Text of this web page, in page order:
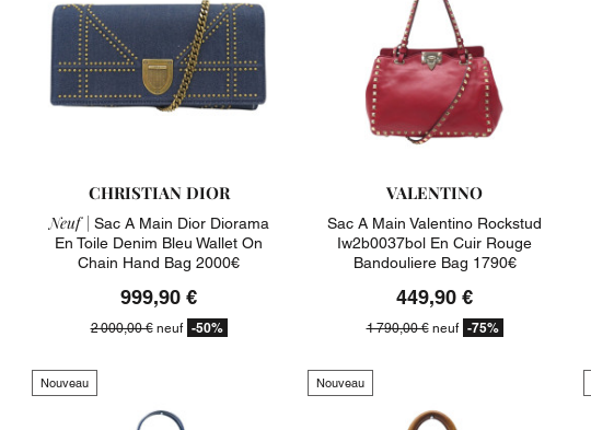
CHRISTIAN DIOR
Neuf | Sac A Main Dior Diorama
En Toile Denim Bleu Wallet On
Chain Hand Bag 2000€
999,90 €
2 000,00 €neuf -50%
VALENTINO
Sac A Main Valentino Rockstud
Iw2b0037bol En Cuir Rouge
Bandouliere Bag 1790€
449,90 €
1 790,00 €neuf -75%
Nouveau Nouveau